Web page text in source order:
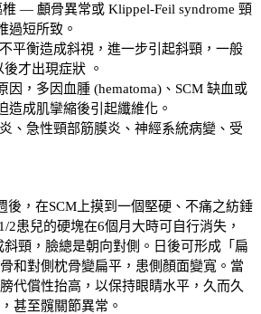
— 顱骨異常或 Klippel-Feil syndrome 頸
過短所致。
平衡造成斜視，進一步引起斜頸，一般
才出現症狀 。
因，多因血腫 (hematoma)、SCM 缺血或
造成肌攣縮後引起纖維化。
、急性頸部筋膜炎、神經系統病變、受
，在SCM上摸到一個堅硬、不痛之紡錘
2患兒的硬塊在6個月大時可自行消失，
頸，臉總是朝向對側。日後可形成「扁
和對側枕骨變扁平，患側顏面變寬。當
代償性抬高，以保持眼睛水平，久而久
甚至髖關節異常。